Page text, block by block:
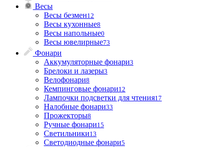
Весы
Весы безмен12
Весы кухонные8
Весы напольные0
Весы ювелирные73
Фонари
Аккумуляторные фонари3
Брелоки и лазеры3
Велофонари8
Кемпинговые фонари12
Лампочки подсветки для чтения17
Налобные фонари33
Прожекторы8
Ручные фонари15
Светильники13
Светодиодные фонари5